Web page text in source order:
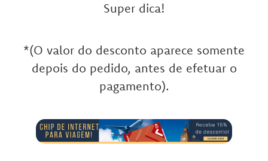
Super dica!
*(O valor do desconto aparece somente
depois do pedido, antes de efetuar o
pagamento).